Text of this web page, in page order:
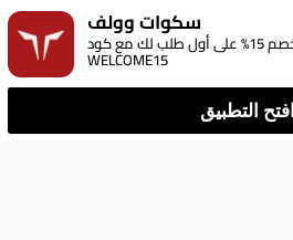
سكوات وولف
نزل تطبيقنا وخصم 15% على أول طلب لك مع كود:
WELCOME15
افتح التطبيق